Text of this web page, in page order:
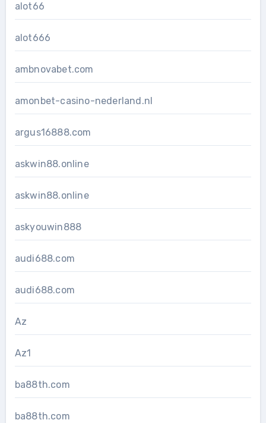
alot66
alot666
ambnovabet.com
amonbet-casino-nederland.nl
argus16888.com
askwin88.online
askwin88.online
askyouwin888
audi688.com
audi688.com
Az
Az1
ba88th.com
ba88th.com